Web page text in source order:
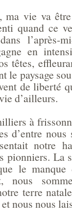
ma vie va
quand ce
l’après-
en
têtes,
le paysage
de liberté
d’ailleurs.
à
d’entre nous
notre
pionniers. La
le manque
nous
terre
nous nous